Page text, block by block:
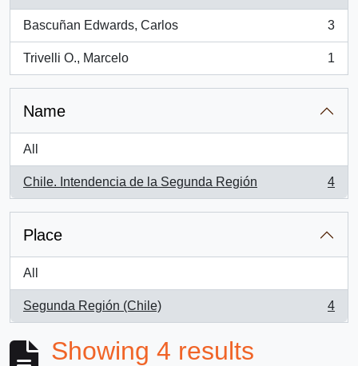
Bascuñan Edwards, Carlos
, 3 results
3
Trivelli O., Marcelo
, 1 results
1
Name
All
Chile. Intendencia de la Segunda Región
, 4 results
4
Place
All
Segunda Región (Chile)
, 4 results
4
Showing 4 results